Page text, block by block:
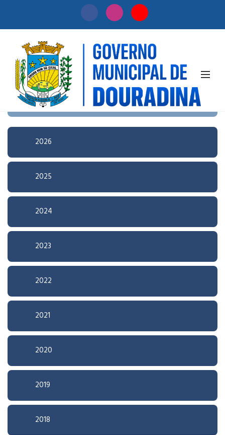
Início / Licitação
Pesquisa Avançada
2026
2025
2024
2023
2022
2021
2020
2019
2018